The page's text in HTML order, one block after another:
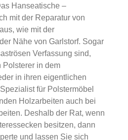
Hanseatische –
mit der Reparatur von
wie mit der
Nähe von Garlstorf. Sogar
Verfassung sind,
Polsterer in dem
in ihren eigentlichen
für Polstermöbel
Holzarbeiten auch bei
Deshalb der Rat, wenn
besitzen, dann
und lassen Sie sich